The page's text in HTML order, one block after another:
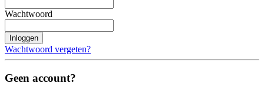
Wachtwoord
Inloggen
Wachtwoord vergeten?
Geen account?